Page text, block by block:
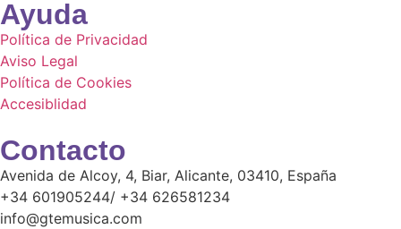
Ayuda
Política de Privacidad
Aviso Legal
Política de Cookies
Accesiblidad
Contacto
Avenida de Alcoy, 4, Biar, Alicante, 03410, España
+34 601905244/ +34 626581234
info@gtemusica.com